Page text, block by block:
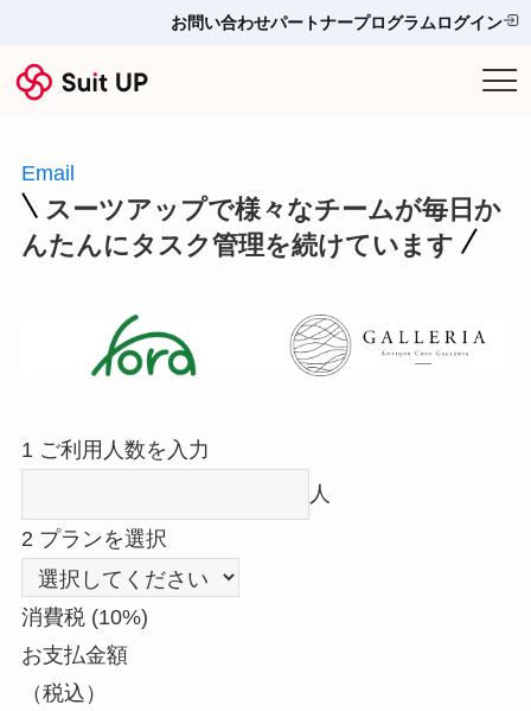
プランと料金
他ツールとの比較＆選び方
お問い合わせ
ログイン
お問い合わせパートナープログラムログイン
Email
スーツアップで様々なチームが毎日か
んたんにタスク管理を続けています
1 ご利用人数を入力
人
2 プランを選択
消費税 (10%)
お支払金額
（税込）